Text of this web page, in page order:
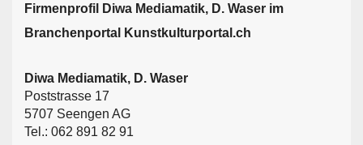
Firmen­profil Diwa Mediamatik, D. Waser im
Branchen­portal Kunstkulturportal.ch
Diwa Mediamatik, D. Waser
Poststrasse 17
5707 Seengen AG
Tel.: 062 891 82 91